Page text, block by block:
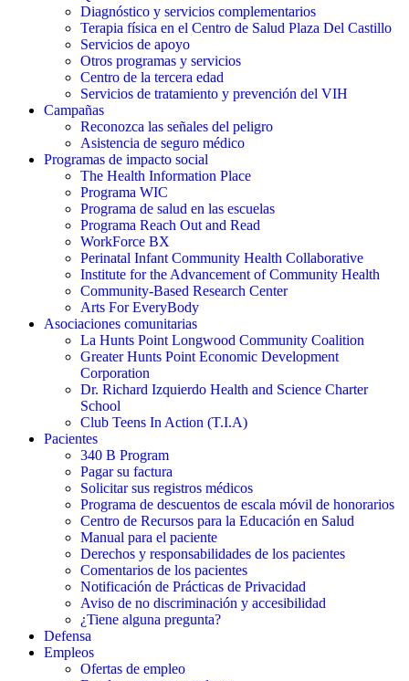
Diagnóstico y servicios complementarios
Terapia física en el Centro de Salud Plaza Del Castillo
Servicios de apoyo
Otros programas y servicios
Centro de la tercera edad
Servicios de tratamiento y prevención del VIH
Campañas
Reconozca las señales del peligro
Asistencia de seguro médico
Programas de impacto social
The Health Information Place
Programa WIC
Programa de salud en las escuelas
Programa Reach Out and Read
WorkForce BX
Perinatal Infant Community Health Collaborative
Institute for the Advancement of Community Health
Community-Based Research Center
Arts For EveryBody
Asociaciones comunitarias
La Hunts Point Longwood Community Coalition
Greater Hunts Point Economic Development
Corporation
Dr. Richard Izquierdo Health and Science Charter
School
Club Teens In Action (T.I.A)
Pacientes
340 B Program
Pagar su factura
Solicitar sus registros médicos
Programa de descuentos de escala móvil de honorarios
Centro de Recursos para la Educación en Salud
Manual para el paciente
Derechos y responsabilidades de los pacientes
Comentarios de los pacientes
Notificación de Prácticas de Privacidad
Aviso de no discriminación y accesibilidad
¿Tiene alguna pregunta?
Defensa
Empleos
Ofertas de empleo